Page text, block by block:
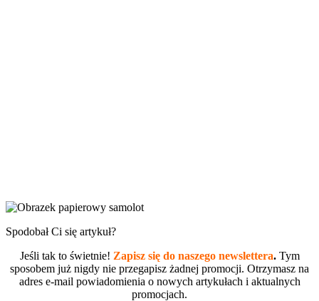
Spodobał Ci się artykuł?
Jeśli tak to świetnie! Zapisz się do naszego newslettera.Tym
sposobem już nigdy nie przegapisz żadnej promocji. Otrzymasz na
adres e-mail powiadomienia o nowych artykułach i aktualnych
promocjach.